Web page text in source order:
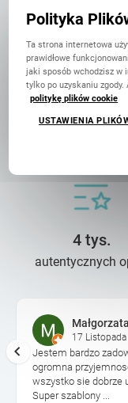
14 lat
4 tys.
autentycznych
Małgorzata
17 Listopada
Jestem bardzo
ogromna
wszystko sie dobrze
Super szablony ...
Polityka
Ta strona internetowa
prawidłowe
jaki sposób wchodzisz w
tylko po uzyskaniu
politykę plików cookie
USTAWIENIA